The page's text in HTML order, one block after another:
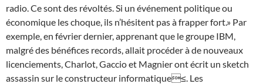
radio. Ce sont des révoltés. Si un événement politique ou
économique les choque, ils n’hésitent pas à frapper fort.» Par
exemple, en février dernier, apprenant que le groupe IBM,
malgré des bénéfices records, allait procéder à de nouveaux
licenciements, Charlot, Gaccio et Magnier ont écrit un sketch
assassin sur le constructeur informatique≤. Les